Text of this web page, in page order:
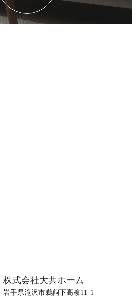
株式会社大共ホーム
岩手県滝沢市鵜飼下高柳11-1